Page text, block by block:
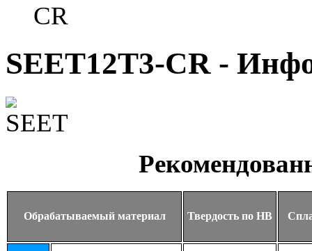
CR
SEET12T3-CR -
Обрабатываемый материал Твердость по HB